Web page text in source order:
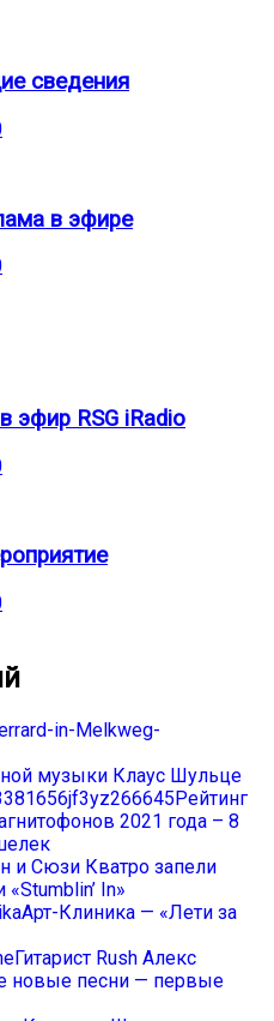
сведения
в эфире
эфир RSG iRadio
музыки Клаус Шульце
Рейтинг
2021 года – 8
и Сюзи Кватро запели
In»
Арт-Клиника — «Лети за
Гитарист Rush Алекс
новые песни — первые